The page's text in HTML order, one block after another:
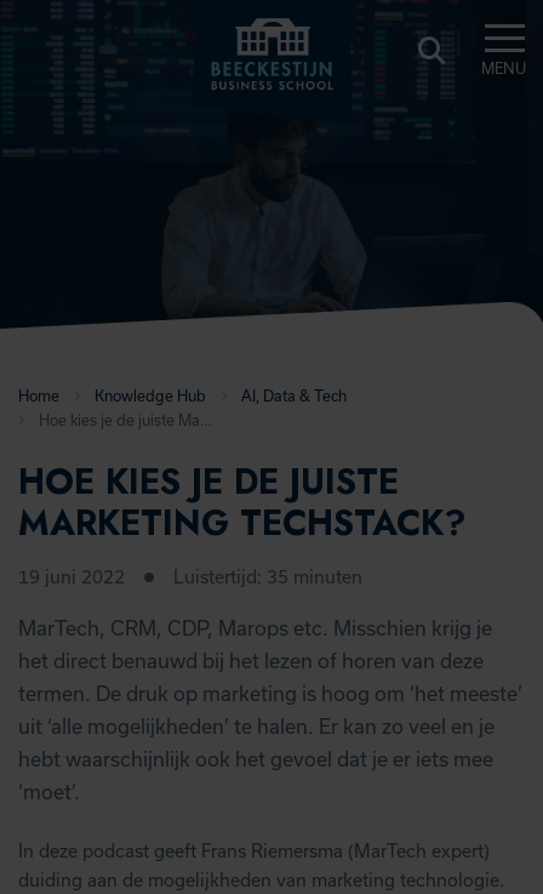
MENU
Home Knowledge Hub
AI, Data & Tech
Hoe kies je de juiste Marketing Techstack?
HOE KIES JE DE JUISTE
MARKETING TECHSTACK?
19 juni 2022 Luistertijd: 35 minuten
MarTech, CRM, CDP, Marops etc. Misschien krijg je
het direct benauwd bij het lezen of horen van deze
termen. De druk op marketing is hoog om ‘het meeste’
uit ‘alle mogelijkheden’ te halen. Er kan zo veel en je
hebt waarschijnlijk ook het gevoel dat je er iets mee
‘moet’.
In deze podcast geeft Frans Riemersma (MarTech expert)
duiding aan de mogelijkheden van marketing technologie.